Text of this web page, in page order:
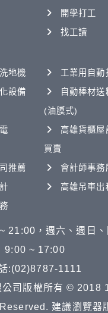
開學打工
找工讀
地機
工業用自動
設備
自動棒材送
(油膜式)
高雄貨櫃屋
買賣
推薦
會計師事務
高雄吊車出
21:00，週六、週日、
9:00 ~ 17:00
:(02)8787-1111
公司版權所有 © 2018
建議瀏覽器